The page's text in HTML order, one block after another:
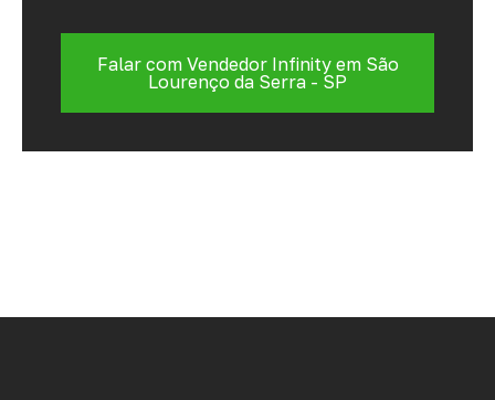
Falar com Vendedor Infinity em São
Lourenço da Serra - SP